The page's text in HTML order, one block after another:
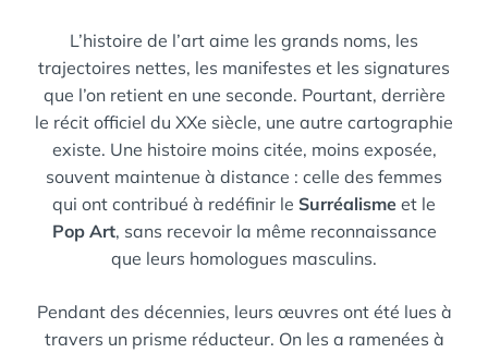
L’histoire de l’art aime les grands noms, les
trajectoires nettes, les manifestes et les signatures
que l’on retient en une seconde. Pourtant, derrière
le récit officiel du XXe siècle, une autre cartographie
existe. Une histoire moins citée, moins exposée,
souvent maintenue à distance : celle des femmes
qui ont contribué à redéfinir le Surréalisme et le
Pop Art, sans recevoir la même reconnaissance
que leurs homologues masculins.
Pendant des décennies, leurs œuvres ont été lues à
travers un prisme réducteur. On les a ramenées à